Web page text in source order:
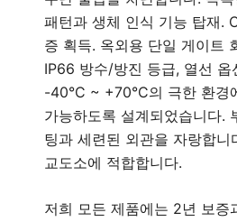
패턴과 생체 인식 기능 탑재.
증 획득. 옥외용 단일 게이트
IP66 방수/방진 등급, 열선 옵
-40°C ~ +70°C의 극한 환경
가능하도록 설계되었습니다.
팅과 세련된 외관을 자랑합니
교도소에 적합합니다.
저희 모든 제품에는 2년 보증